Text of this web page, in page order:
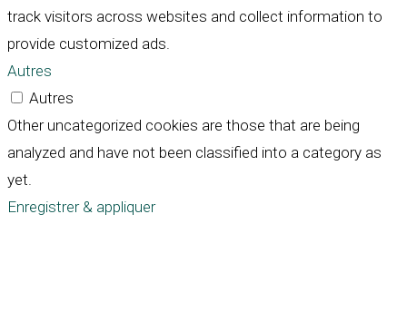
track visitors across websites and collect information to
provide customized ads.
Autres
Autres
Other uncategorized cookies are those that are being
analyzed and have not been classified into a category as
yet.
Enregistrer & appliquer